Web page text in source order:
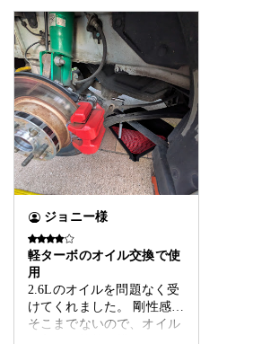
ジョニー様
軽ターボのオイル交換で使
用
2.6Lのオイルを問題なく受
けてくれました。 剛性感は
そこまでないので、オイル